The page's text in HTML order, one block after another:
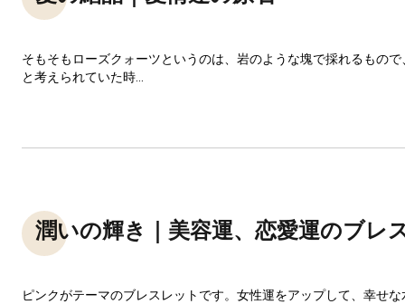
そもそもローズクォーツというのは、岩のような塊で採れるもの
と考えられていた時...
潤いの輝き｜美容運、恋愛運のブレ
ピンクがテーマのブレスレットです。女性運をアップして、幸せ